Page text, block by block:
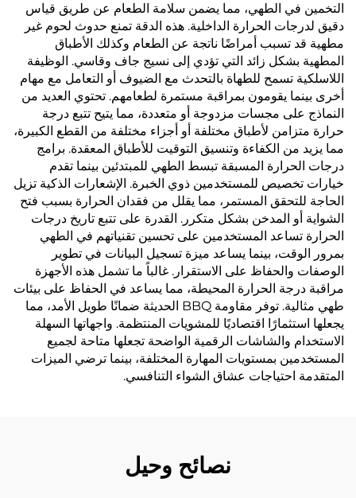
التخمين في الطهي، مما يضمن سلامة الطعام عن طريق قياس
دقيق لدرجات الحرارة الداخلية. هذه الدقة تمنع حدوث لحوم غير
مطهية قد تسبب أمراضًا ناتجة عن الطعام وكذلك الأطباق
المطهية بشكل زائد التي تؤدي إلى نسيج جاف وقاسي. الوظيفة
اللاسلكية تسمح للطهاة بالتحدث مع الضيوف أو التعامل مع مهام
أخرى بينما يقومون بمراقبة مستمرة لطعامهم. تحتوي العديد من
النماذج على مجسات مزدوجة أو متعددة، مما يتيح تتبع درجة
حرارة متزامن لأطباق مختلفة أو أجزاء مختلفة من القطع الكبيرة،
مما يزيد من الكفاءة وتنسيق التوقيت للأطباق المعقدة. برامج
درجات الحرارة المسبقة تبسط الطهي للمبتدئين بينما تقدم
خيارات تخصيص للمستخدمين ذوي الخبرة. الإشعارات الذكية تزيل
الحاجة للتحقق المستمر، مما يقلل من فقدان الحرارة بسبب فتح
الشواية أو المدخن بشكل متكرر. القدرة على تتبع تاريخ درجات
الحرارة تساعد المستخدمين على تحسين تقنياتهم في الطهي
بمرور الوقت، بينما يساعد ميزة تسجيل البيانات في تطوير
الوصفات والحفاظ على الاستقرار. غالباً ما تشمل هذه الأجهزة
مراقبة درجة الحرارة المحيطة، مما يساعد في الحفاظ على بيئات
طهي مثالية. توفر مقاومة BBQ الحديثة ضمانًا طويل الأمد، مما
يجعلها استثمارًا اقتصاديًا للمشويات المنتظمة. واجهاتها السهلة
الاستخدام والشاشات الرقمية الواضحة تجعلها متاحة لجميع
المستخدمين بمستويات المهارة المختلفة، بينما ترضي الميزات
المتقدمة احتياجات عشاق الشواء التنافسي.
نصائح وحيل